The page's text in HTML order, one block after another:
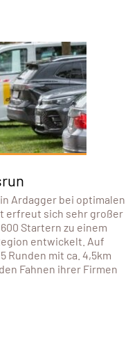
Ardagger bei optimalen
erfreut sich sehr großer
Startern zu einem
entwickelt. Auf
Runden mit ca. 4,5km
Fahnen ihrer Firmen